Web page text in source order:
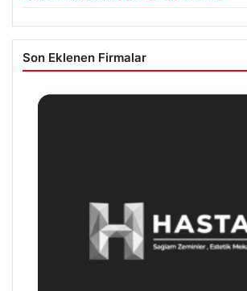
Son Eklenen Firmalar